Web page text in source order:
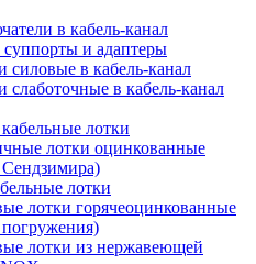
в кабель-канал
и адаптеры
силовые в кабель-канал
слаботочные в кабель-канал
лотки
лотки оцинкованные
лотки
лотки горячеоцинкованные
лотки из нержавеющей